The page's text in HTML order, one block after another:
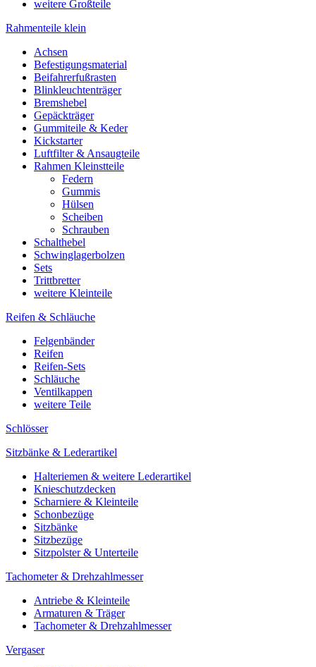
weitere Großteile
Rahmenteile klein
Achsen
Befestigungsmaterial
Beifahrerfußrasten
Blinkleuchtenträger
Bremshebel
Gepäckträger
Gummiteile & Keder
Kickstarter
Luftfilter & Ansaugteile
Rahmen Kleinstteile
Federn
Gummis
Hülsen
Scheiben
Schrauben
Schalthebel
Schwinglagerbolzen
Sets
Trittbretter
weitere Kleinteile
Reifen & Schläuche
Felgenbänder
Reifen
Reifen-Sets
Schläuche
Ventilkappen
weitere Teile
Schlösser
Sitzbänke & Lederartikel
Halteriemen & weitere Lederartikel
Knieschutzdecken
Scharniere & Kleinteile
Schonbezüge
Sitzbänke
Sitzbezüge
Sitzpolster & Unterteile
Tachometer & Drehzahlmesser
Antriebe & Kleinteile
Armaturen & Träger
Tachometer & Drehzahlmesser
Vergaser